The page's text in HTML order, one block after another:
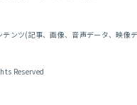
ンツ(記事、画像、音声データ、映像
Reserved